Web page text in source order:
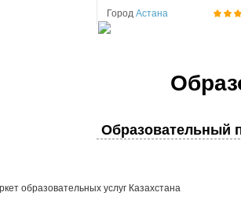
Город Астана
Образовательный
образовательных услуг Казахстана